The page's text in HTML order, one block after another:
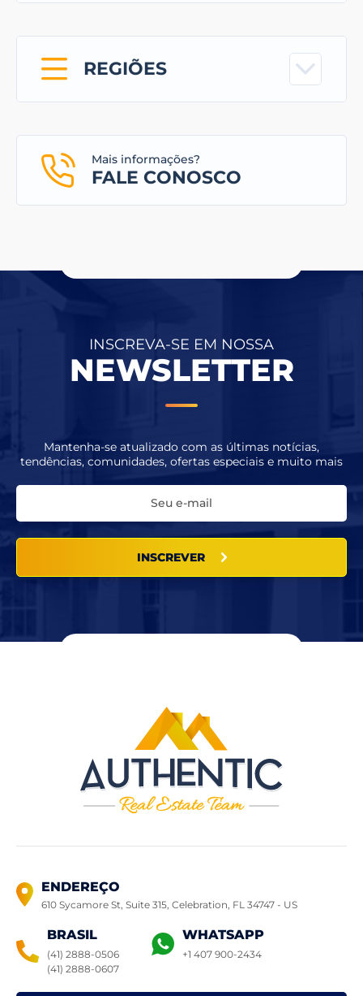
REGIÕES
Mais informações?
FALE CONOSCO
INSCREVA-SE EM NOSSA
NEWSLETTER
Mantenha-se atualizado com as últimas notícias,
tendências, comunidades, ofertas especiais e muito mais
INSCREVER
ENDEREÇO
610 Sycamore St, Suite 315, Celebration, FL 34747 - US
BRASIL
(41) 2888-0506
(41) 2888-0607
WHATSAPP
+1 407 900-2434